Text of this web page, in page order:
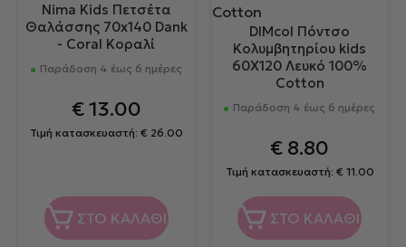
Nima Kids Πετσέτα
Θαλάσσης 70x140 Dank
- Coral Κοραλί
Παράδοση 4 έως 6 ημέρες
€13.00
Τιμή κατασκευαστή: € 26.00
ΣΤΟ ΚΑΛΑΘΙ
DIMcol Πόντσο
Κολυμβητηρίου kids
60X120 Λευκό 100%
Cotton
Παράδοση 4 έως 6 ημέρες
€ 8.80
Τιμή κατασκευαστή: € 11.00
ΣΤΟ ΚΑΛΑΘΙ